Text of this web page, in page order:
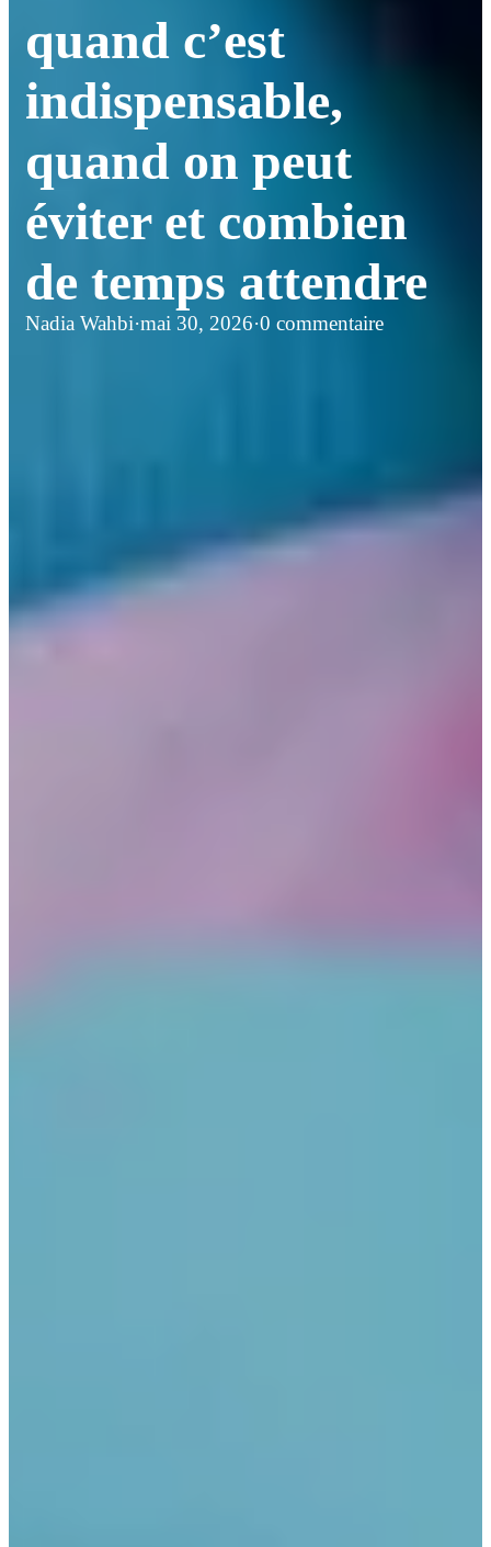
quand c’est
indispensable,
quand on peut
éviter et combien
de temps attendre
Nadia Wahbi·mai 30, 2026·0 commentaire